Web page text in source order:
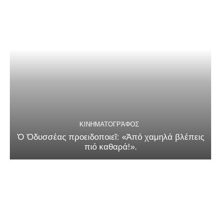
ΚΙΝΗΜΑΤΟΓΡΆΦΟΣ
Ὁ Ὀδυσσέας προειδοποιεῖ: «Ἀπό χαμηλά βλέπεις
πιό καθαρά!».